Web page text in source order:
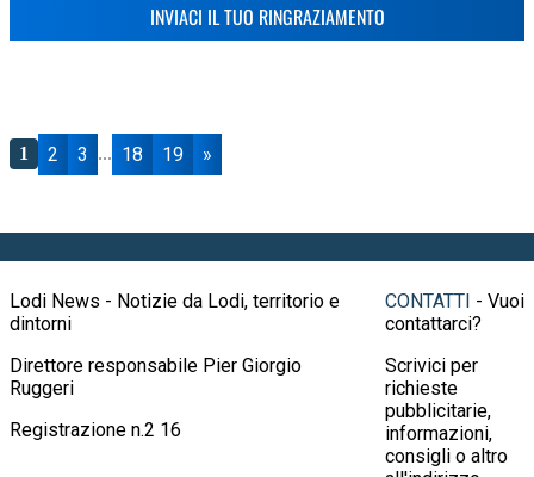
INVIACI IL TUO RINGRAZIAMENTO
1 2 3 ... 18 19 »
Lodi News - Notizie da Lodi, territorio e
dintorni
Direttore responsabile Pier Giorgio
Ruggeri
Registrazione n.2 16
CONTATTI - Vuoi
contattarci?
Scrivici per
richieste
pubblicitarie,
informazioni,
consigli o altro